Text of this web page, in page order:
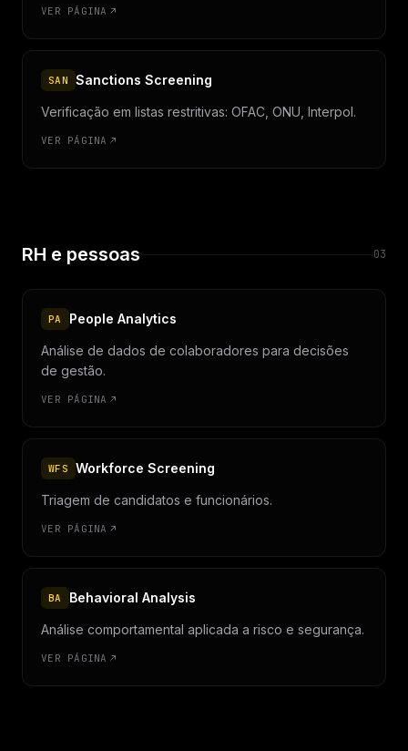
VER PÁGINA
SAN Sanctions Screening
Verificação em listas restritivas: OFAC, ONU, Interpol.
VER PÁGINA
RH e pessoas 03
PA People Analytics
Análise de dados de colaboradores para decisões
de gestão.
VER PÁGINA
WFS Workforce Screening
Triagem de candidatos e funcionários.
VER PÁGINA
BA Behavioral Analysis
Análise comportamental aplicada a risco e segurança.
VER PÁGINA